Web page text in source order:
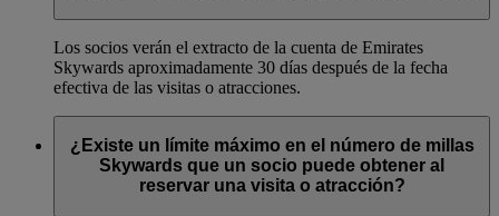
Los socios verán el extracto de la cuenta de Emirates
Skywards aproximadamente 30 días después de la fecha
efectiva de las visitas o atracciones.
¿Existe un límite máximo en el número de millas
Skywards que un socio puede obtener al
reservar una visita o atracción?